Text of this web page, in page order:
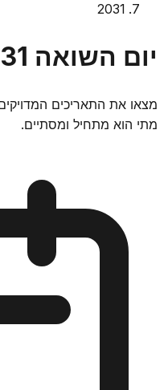
2031
יום השואה 2031
מתי הוא מתחיל ומסתיים.